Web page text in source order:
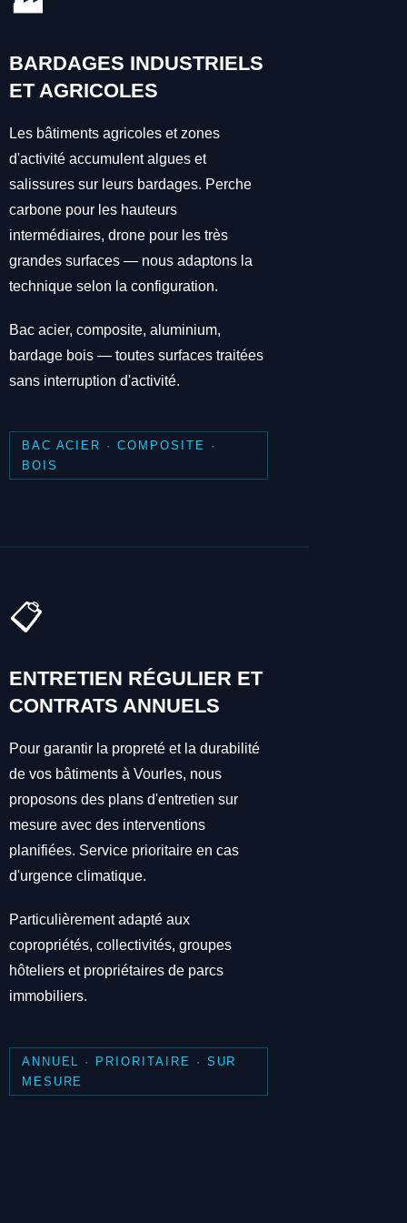
BARDAGES INDUSTRIELS
ET AGRICOLES
Les bâtiments agricoles et zones
d'activité accumulent algues et
salissures sur leurs bardages. Perche
carbone pour les hauteurs
intermédiaires, drone pour les très
grandes surfaces — nous adaptons la
technique selon la configuration.
Bac acier, composite, aluminium,
bardage bois — toutes surfaces traitées
sans interruption d'activité.
BAC ACIER · COMPOSITE ·
BOIS
📋
ENTRETIEN RÉGULIER ET
CONTRATS ANNUELS
Pour garantir la propreté et la durabilité
de vos bâtiments à Vourles, nous
proposons des plans d'entretien sur
mesure avec des interventions
planifiées. Service prioritaire en cas
d'urgence climatique.
Particulièrement adapté aux
copropriétés, collectivités, groupes
hôteliers et propriétaires de parcs
immobiliers.
ANNUEL · PRIORITAIRE · SUR
MESURE